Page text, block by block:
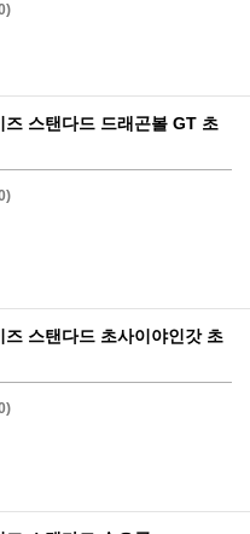
스탠다드 드래곤볼 GT 초
스탠다드 초사이야인갓 초